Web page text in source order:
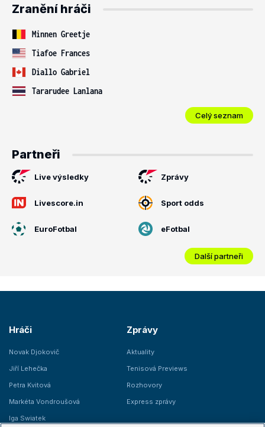
Zranění hráči
Minnen Greetje
Tiafoe Frances
Diallo Gabriel
Tararudee Lanlana
Celý seznam
Partneři
Live výsledky Zprávy
Livescore.in Sport odds
EuroFotbal eFotbal
Další partneři
Hráči
Novak Djokovič
Jiří Lehečka
Petra Kvitová
Markéta Vondroušová
Iga Swiatek
Zprávy
Aktuality
Tenisová Previews
Rozhovory
Express zprávy